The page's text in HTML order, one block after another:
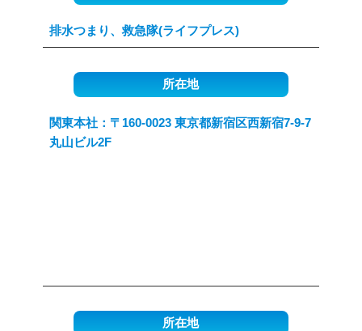
排水つまり、救急隊(ライフプレス)
所在地
関東本社：〒160-0023 東京都新宿区西新宿7-9-7
丸山ビル2F
所在地